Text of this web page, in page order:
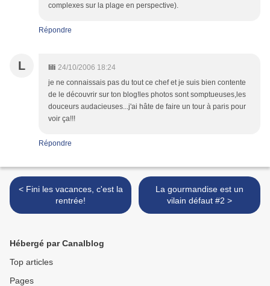
complexes sur la plage en perspective).
Répondre
L lili 24/10/2006 18:24
je ne connaissais pas du tout ce chef et je suis bien contente
de le découvrir sur ton blog!les photos sont somptueuses,les
douceurs audacieuses...j'ai hâte de faire un tour à paris pour
voir ça!!!
Répondre
< Fini les vacances, c'est la
rentrée!
La gourmandise est un
vilain défaut #2 >
Hébergé par Canalblog
Top articles
Pages